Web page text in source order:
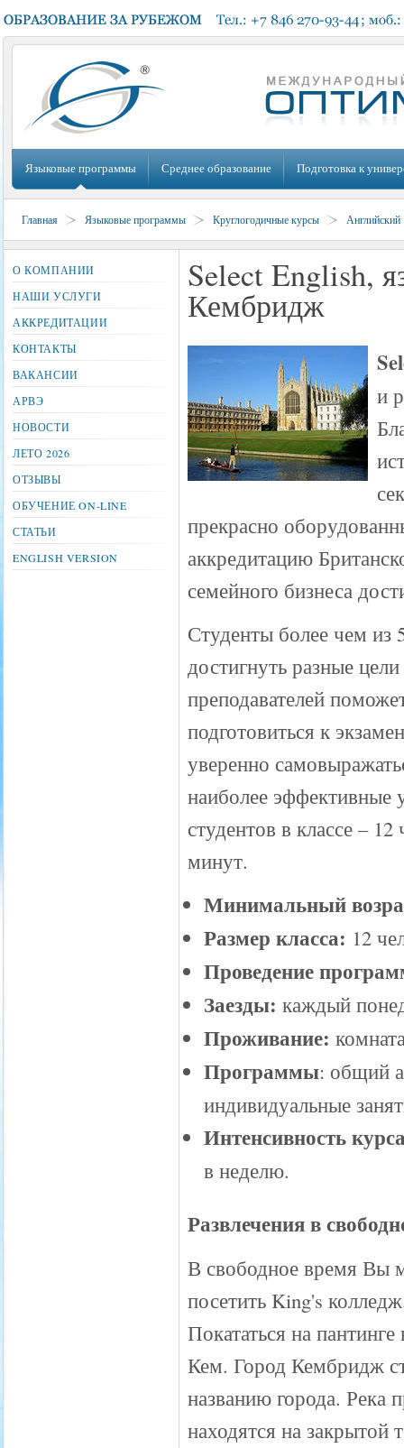
Языковые программы Среднее образование Подготовка к
Главная Языковые программы Круглогодичные курсы Английский
Select English,
Кембридж
и
прекрасно
аккредитацию
семейного бизнеса
Студенты более чем из
достигнуть разные
преподавателей
подготовиться к
уверенно
наиболее эффективные
студентов в классе –
минут.
Минимальный
Размер класса: 12
Проведение
Заезды: каждый
Проживание:
Программы: общий
индивидуальные
Интенсивность
в неделю.
Развлечения в
В свободное время Вы
посетить King's
Покататься на пантинге
Кем. Город Кембридж
названию города. Река
находятся на
О КОМПАНИИ
НАШИ УСЛУГИ
АККРЕДИТАЦИИ
КОНТАКТЫ
ВАКАНСИИ
АРВЭ
НОВОСТИ
ЛЕТО 2026
ОТЗЫВЫ
ОБУЧЕНИЕ ON-LINE
СТАТЬИ
ENGLISH VERSION